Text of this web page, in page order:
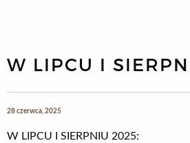
W LIPCU I
28 czerwca, 2025
W LIPCU I SIERPNIU 2025: